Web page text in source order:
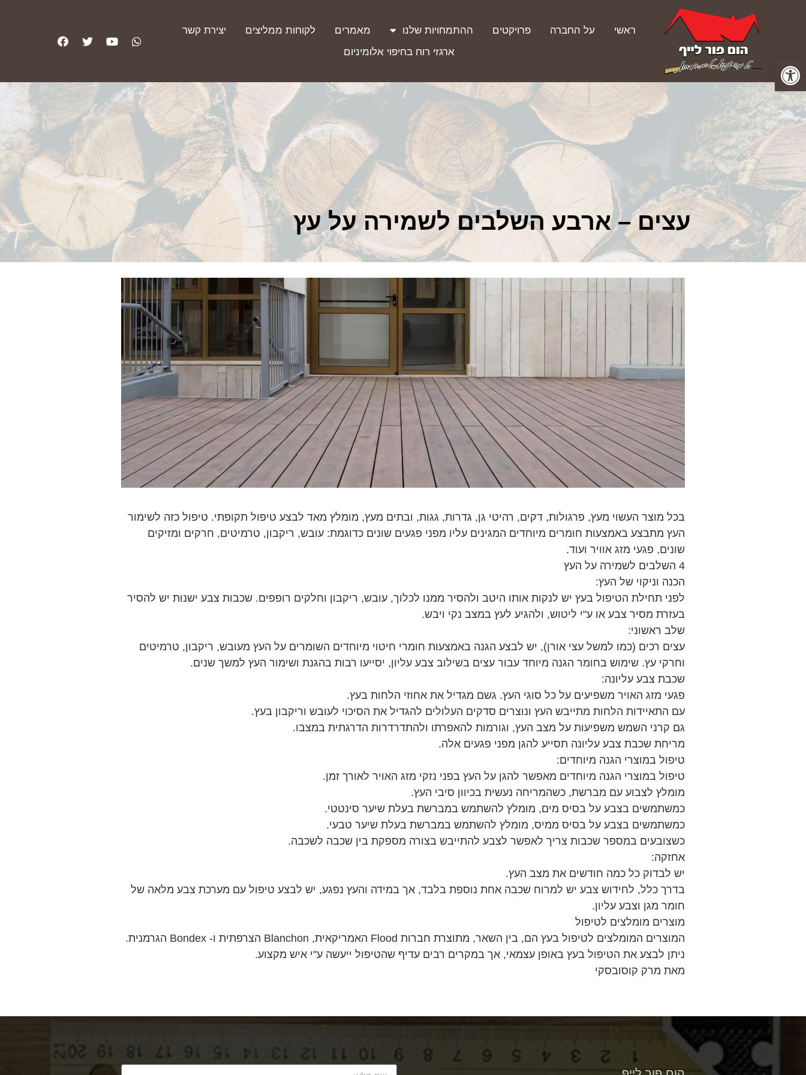
פתח סרגל נגישות
ראשי על החברה פרויקטים ההתמחויות שלנו מאמרים לקוחות ממליצים
יצירת קשר
ארגזי רוח בחיפוי אלומיניום
עצים – ארבע השלבים לשמירה על עץ
בכל מוצר העשוי מעץ, פרגולות, דקים, רהיטי גן, גדרות, גגות, ובתים מעץ, מומלץ מאד לבצע טיפול תקופתי. טיפול כזה לשימור
העץ מתבצע באמצעות חומרים מיוחדים המגינים עליו מפני פגעים שונים כדוגמת: עובש, ריקבון, טרמיטים, חרקים ומזיקים
שונים, פגעי מזג אוויר ועוד.
4 השלבים לשמירה על העץ
הכנה וניקוי של העץ:
לפני תחילת הטיפול בעץ יש לנקות אותו היטב ולהסיר ממנו לכלוך, עובש, ריקבון וחלקים רופפים. שכבות צבע ישנות יש להסיר
בעזרת מסיר צבע או ע"י ליטוש, ולהגיע לעץ במצב נקי ויבש.
שלב ראשוני:
עצים רכים (כמו למשל עצי אורן), יש לבצע הגנה באמצעות חומרי חיטוי מיוחדים השומרים על העץ מעובש, ריקבון, טרמיטים
וחרקי עץ. שימוש בחומר הגנה מיוחד עבור עצים בשילוב צבע עליון, יסייעו רבות בהגנת ושימור העץ למשך שנים.
שכבת צבע עליונה:
פגעי מזג האויר משפיעים על כל סוגי העץ. גשם מגדיל את אחוזי הלחות בעץ.
עם התאיידות הלחות מתייבש העץ ונוצרים סדקים העלולים להגדיל את הסיכוי לעובש וריקבון בעץ.
גם קרני השמש משפיעות על מצב העץ, וגורמות להאפרתו ולהתדרדרות הדרגתית במצבו.
מריחת שכבת צבע עליונה תסייע להגן מפני פגעים אלה.
טיפול במוצרי הגנה מיוחדים:
טיפול במוצרי הגנה מיוחדים מאפשר להגן על העץ בפני נזקי מזג האויר לאורך זמן.
מומלץ לצבוע עם מברשת, כשהמריחה נעשית בכיוון סיבי העץ.
כמשתמשים בצבע על בסיס מים, מומלץ להשתמש במברשת בעלת שיער סינטטי.
כמשתמשים בצבע על בסיס ממיס, מומלץ להשתמש במברשת בעלת שיער טבעי.
כשצובעים במספר שכבות צריך לאפשר לצבע להתייבש בצורה מספקת בין שכבה לשכבה.
אחזקה:
יש לבדוק כל כמה חודשים את מצב העץ.
בדרך כלל, לחידוש צבע יש למרוח שכבה אחת נוספת בלבד, אך במידה והעץ נפגע, יש לבצע טיפול עם מערכת צבע מלאה של
חומר מגן וצבע עליון.
מוצרים מומלצים לטיפול
המוצרים המומלצים לטיפול בעץ הם, בין השאר, מתוצרת חברות Flood האמריקאית, Blanchon הצרפתית ו- Bondex הגרמנית.
ניתן לבצע את הטיפול בעץ באופן עצמאי, אך במקרים רבים עדיף שהטיפול ייעשה ע"י איש מקצוע.
מאת מרק קוסובסקי